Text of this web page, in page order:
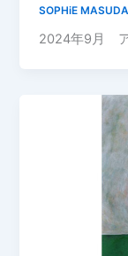
SOPHiE MASUDA
2024年9月